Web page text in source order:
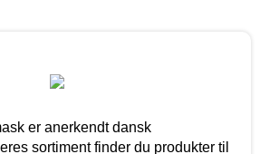
er anerkendt dansk
sortiment finder du produkter til